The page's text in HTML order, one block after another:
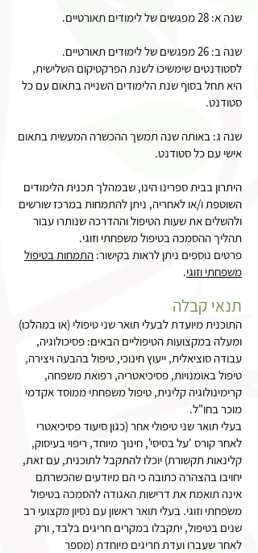
שנה א: 28 מפגשים של לימודים תאורטיים.
שנה ב: 26 מפגשים של לימודים תאורטיים.
לסטודנטים שימשיכו לשנת הפרקטיקום השלישית,
היא תחל בסוף שנת הלימודים השנייה בתאום עם כל
סטודנט.
שנה ג: באותה שנה תמשך ההכשרה המעשית בתאום
אישי עם כל סטודנט.
היתרון בבית ספרינו הינו, שבמהלך תכנית הלימודים
השוטפת ו/או לאחריה, ניתן להתמחות במרכז שורשים
ולהשלים את שעות הטיפול וההדרכה שנותרו עבור
תהליך ההסמכה בטיפול משפחתי וזוגי.
פרטים נוספים ניתן לראות בקישור: התמחות בטיפול
משפחתי וזוגי.
תנאי קבלה
התוכנית מיועדת לבעלי תואר שני טיפולי (או במהלכו)
ומעלה במקצועות הטיפוליים הבאים: פסיכולוגיה,
עבודה סוציאלית, ייעוץ חינוכי, טיפול בהבעה ויצירה,
טיפול באומנויות, פסיכיאטריה, רפואת משפחה,
קרימינולוגיה קלינית, טיפול משפחתי ממוסד אקדמי
מוכר בחו"ל.
בעלי תואר שני טיפולי אחר (כגון סיעוד פסיכיאטרי
לאחר קורס 'על בסיסי', חינוך מיוחד, ריפוי בעיסוק,
קלינאות תקשורת) יוכלו להתקבל לתוכנית, עם זאת,
יחויבו בהצהרה כתובה כי הם מיודעים שהכשרתם
אינה תואמת את דרישות האגודה להסמכה בטיפול
משפחתי וזוגי. בעלי תואר ראשון עם נסיון מקצועי רב
שנים בטיפול, יתקבלו במקרים חריגים בלבד, ורק
לאחר שעברו ועדת חריגים מיוחדת (מספר